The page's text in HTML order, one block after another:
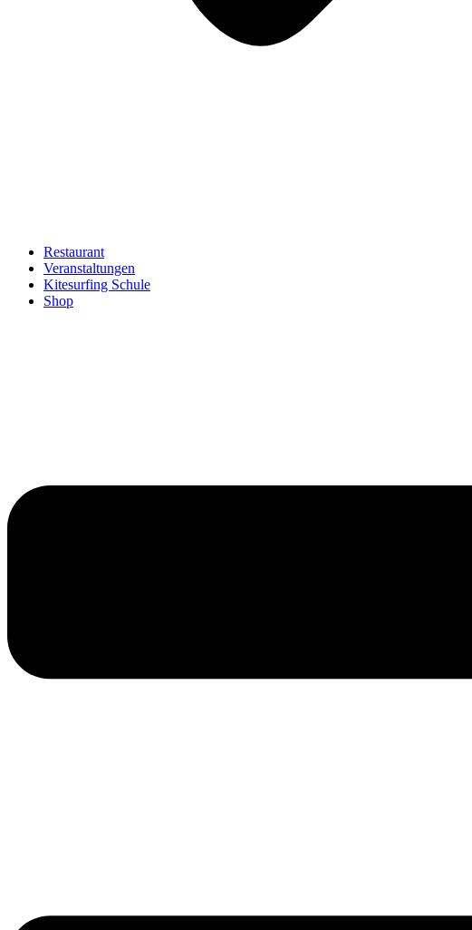
Restaurant
Veranstaltungen
Kitesurfing Schule
Shop